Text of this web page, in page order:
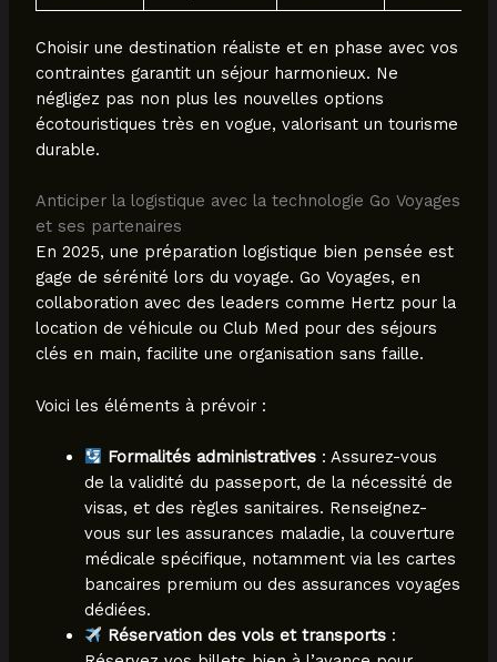
Choisir une destination réaliste et en phase avec vos
contraintes garantit un séjour harmonieux. Ne
négligez pas non plus les nouvelles options
écotouristiques très en vogue, valorisant un tourisme
durable.
Anticiper la logistique avec la technologie Go Voyages
et ses partenaires
En 2025, une préparation logistique bien pensée est
gage de sérénité lors du voyage. Go Voyages, en
collaboration avec des leaders comme Hertz pour la
location de véhicule ou Club Med pour des séjours
clés en main, facilite une organisation sans faille.
Voici les éléments à prévoir :
Formalités administratives : Assurez-vous
de la validité du passeport, de la nécessité de
visas, et des règles sanitaires. Renseignez-
vous sur les assurances maladie, la couverture
médicale spécifique, notamment via les cartes
bancaires premium ou des assurances voyages
dédiées.
Réservation des vols et transports :